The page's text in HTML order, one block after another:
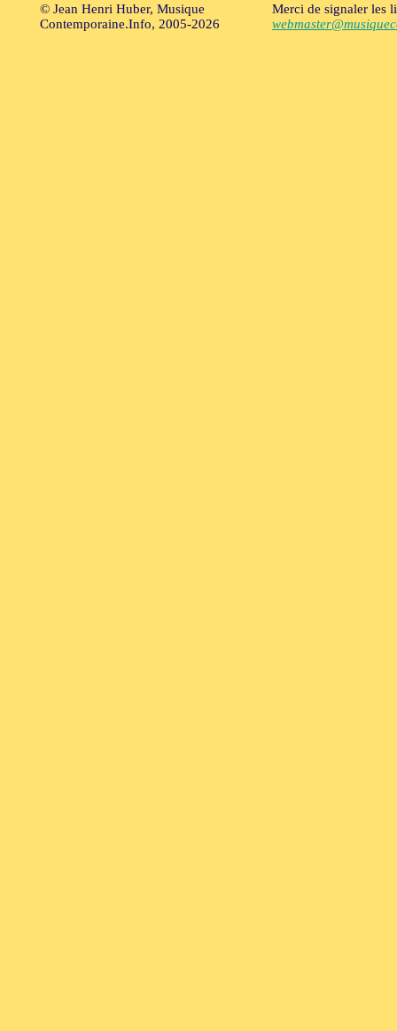
© Jean Henri Huber, Musique
Contemporaine.Info, 2005-2026
Merci de signaler les